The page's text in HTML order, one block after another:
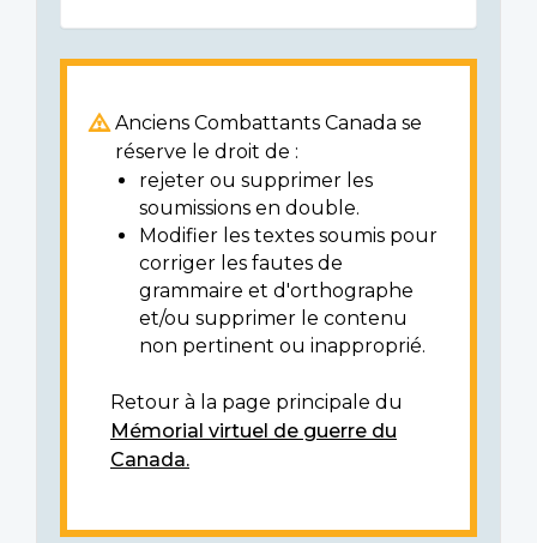
Anciens Combattants Canada se
réserve le droit de :
rejeter ou supprimer les
soumissions en double.
Modifier les textes soumis pour
corriger les fautes de
grammaire et d'orthographe
et/ou supprimer le contenu
non pertinent ou inapproprié.
Retour à la page principale du
Mémorial virtuel de guerre du
Canada.